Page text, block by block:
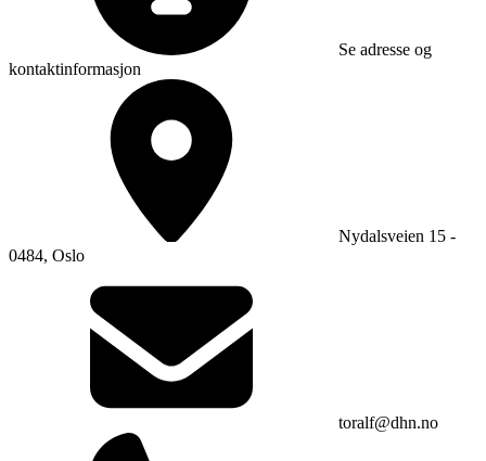
Se adresse og
kontaktinformasjon
Nydalsveien 15 -
0484, Oslo
toralf@dhn.no